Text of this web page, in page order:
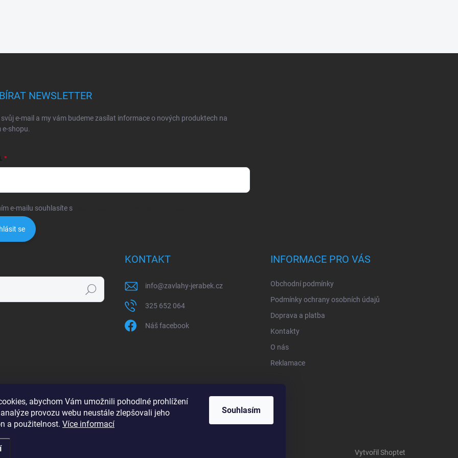
abychom Vám umožnili pohodlné prohlížení
provozu webu neustále zlepšovali jeho
a použitelnost. Více informací
Souhlasím
NEWSLETTER
e-mail a my vám budeme zasílat informace o nových produktech na
e-shopu.
e-mailu souhlasíte s
se
Hledat
KONTAKT
info@zavlahy-jerabek.cz
325 652 064
Náš facebook
INFORMACE PRO VÁS
Obchodní podmínky
Podmínky ochrany osobních údajů
Doprava a platba
Kontakty
O nás
Reklamace
Vytvořil Shoptet